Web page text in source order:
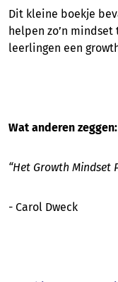
Dit kleine boekje
helpen zo’n
leerlingen een
Wat anderen zeggen:
“Het Growth
- Carol Dweck